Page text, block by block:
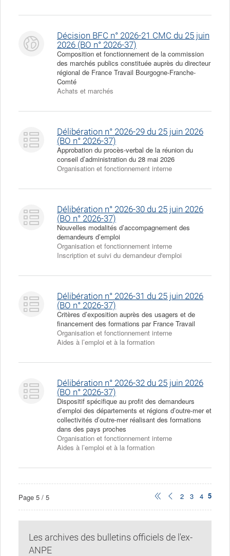
Décision BFC n° 2026-21 CMC du 25 juin
2026 (BO n° 2026-37)
Composition et fonctionnement de la commission
des marchés publics constituée auprès du directeur
régional de France Travail Bourgogne-Franche-
Comté
Achats et marchés
Délibération n° 2026-29 du 25 juin 2026
(BO n° 2026-37)
Approbation du procès-verbal de la réunion du
conseil d’administration du 28 mai 2026
Organisation et fonctionnement interne
Délibération n° 2026-30 du 25 juin 2026
(BO n° 2026-37)
Nouvelles modalités d’accompagnement des
demandeurs d’emploi
Organisation et fonctionnement interne
Inscription et suivi du demandeur d'emploi
Délibération n° 2026-31 du 25 juin 2026
(BO n° 2026-37)
Critères d’exposition auprès des usagers et de
financement des formations par France Travail
Organisation et fonctionnement interne
Aides à l’emploi et à la formation
Délibération n° 2026-32 du 25 juin 2026
(BO n° 2026-37)
Dispositif spécifique au profit des demandeurs
d’emploi des départements et régions d’outre-mer et
collectivités d’outre-mer réalisant des formations
dans des pays proches
Organisation et fonctionnement interne
Aides à l’emploi et à la formation
Page 5 / 5
???
???
page???
1
???
???
page???
4
???
2
???
3
???
4 ???
5
Les archives des bulletins officiels de l'ex-
ANPE